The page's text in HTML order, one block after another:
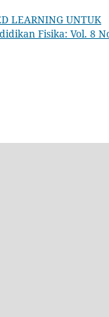
LEARNING UNTUK
Fisika: Vol. 8